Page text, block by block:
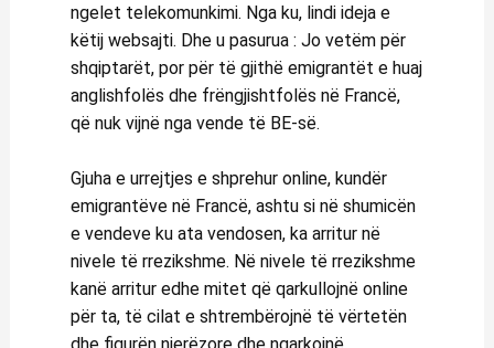
ngelet telekomunkimi. Nga ku, lindi ideja e
këtij websajti. Dhe u pasurua : Jo vetëm për
shqiptarët, por për të gjithë emigrantët e huaj
anglishfolës dhe frëngjishtfolës në Francë,
që nuk vijnë nga vende të BE-së.
Gjuha e urrejtjes e shprehur online, kundër
emigrantëve në Francë, ashtu si në shumicën
e vendeve ku ata vendosen, ka arritur në
nivele të rrezikshme. Në nivele të rrezikshme
kanë arritur edhe mitet që qarkullojnë online
për ta, të cilat e shtrembërojnë të vërtetën